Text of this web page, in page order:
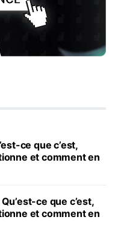
ce que c’est,
et comment en
ce que c’est,
et comment en